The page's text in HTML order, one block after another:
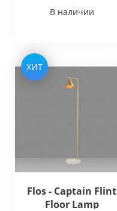
В наличии
ХИТ
Flos - Captain Flint
Floor Lamp